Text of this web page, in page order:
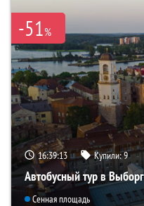
-51%
16:39:12 Купили:9
Автобусный тур в
Сенная площадь